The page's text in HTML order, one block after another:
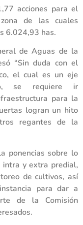
acciones para el
de las cuales
6.024,93 has.
de Aguas de la
“Sin duda con el
el cual es un eje
se requiere ir
para la
logran un hito
regantes de la
ponencias sobre lo
intra y extra predial,
de cultivos, así
para dar a
de la Comisión